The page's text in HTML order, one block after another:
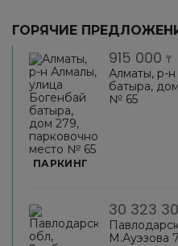
ГОРЯЧИЕ
ПАРКИНГ
915 000 ₸
Алматы, р-
батыра,
№ 65
30 323
М.Ауэзова